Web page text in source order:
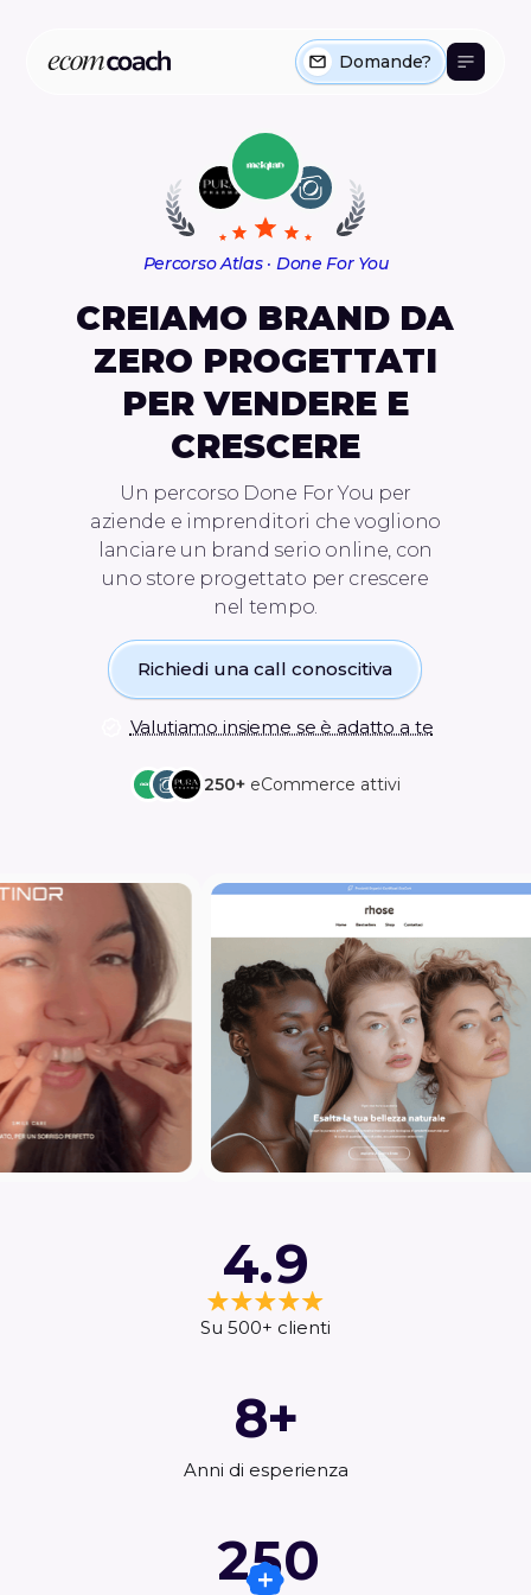
Domande?
Percorso Atlas · Done For You
CREIAMO BRAND DA
ZERO PROGETTATI
PER VENDERE E
CRESCERE
Un percorso Done For You per
aziende e imprenditori che vogliono
lanciare un brand serio online, con
uno store progettato per crescere
nel tempo.
Richiedi una call conoscitiva
Valutiamo insieme se è adatto a te
250+eCommerce attivi
4
1
3
4
1
.9
1
3
4
5
Su 500+ clienti
8+
1
2
3
Anni di esperienza
250